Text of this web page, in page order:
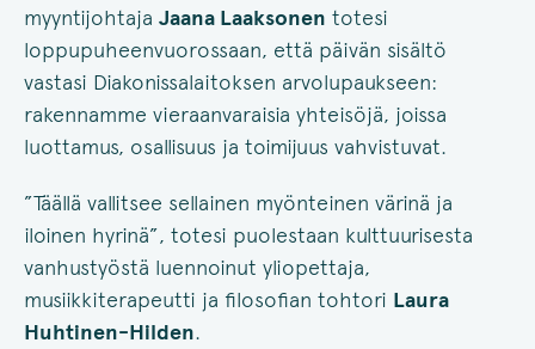
myyntijohtaja Jaana Laaksonen totesi
loppupuheenvuorossaan, että päivän sisältö
vastasi Diakonissalaitoksen arvolupaukseen:
rakennamme vieraanvaraisia yhteisöjä, joissa
luottamus, osallisuus ja toimijuus vahvistuvat.
”Täällä vallitsee sellainen myönteinen värinä ja
iloinen hyrinä”, totesi puolestaan kulttuurisesta
vanhustyöstä luennoinut yliopettaja,
musiikkiterapeutti ja filosofian tohtori Laura
Huhtinen-Hilden.